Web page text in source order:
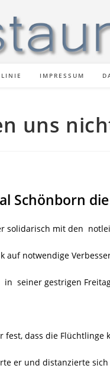
IMPRESSUM
uns
Schönborn
solidarisch mit den
notwendige
seiner gestrigen
fest, dass die
er und distanzierte sich